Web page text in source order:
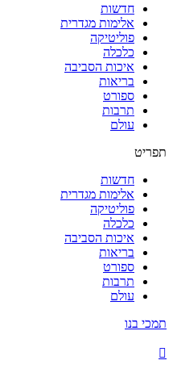
חדשות
אלימות מגדרית
פוליטיקה
כלכלה
איכות הסביבה
בריאות
ספורט
תרבות
עולם
תפריט
חדשות
אלימות מגדרית
פוליטיקה
כלכלה
איכות הסביבה
בריאות
ספורט
תרבות
עולם
תמכי בנו